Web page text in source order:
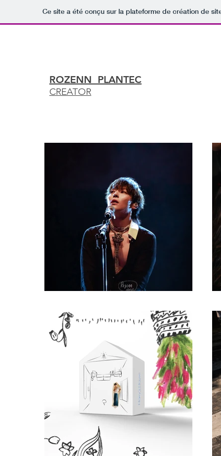
Ce site a été conçu sur la plateforme de création de
ROZENN PLANTEC
CREATOR